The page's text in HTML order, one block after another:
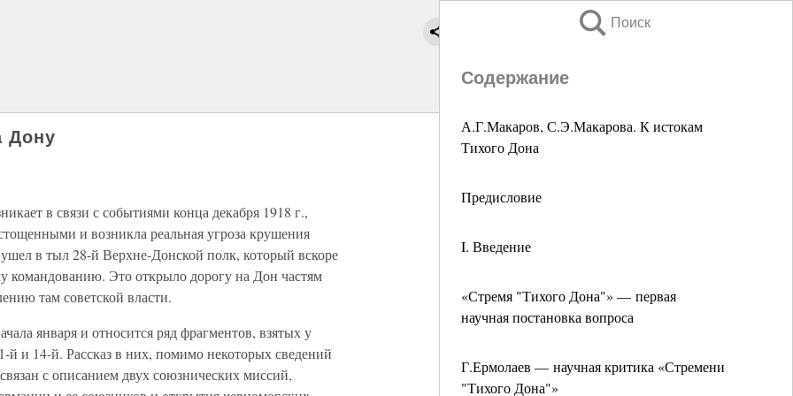
Поиск
Содержание
А.Г.Макаров, С.Э.Макарова. К истокам
Тихого Дона
Предисловие
I. Введение
«Стремя "Тихого Дона"» — первая
научная постановка вопроса
Г.Ермолаев — научная критика «Стремени
"Тихого Дона"»
Дону
в связи с событиями конца декабря 1918 г.,
и возникла реальная угроза крушения
в тыл 28-й Верхне-Донской полк, который вскоре
командованию. Это открыло дорогу на Дон частям
там советской власти.
января и относится ряд фрагментов, взятых у
й и 14-й. Рассказ в них, помимо некоторых сведений
с описанием двух союзнических миссий,